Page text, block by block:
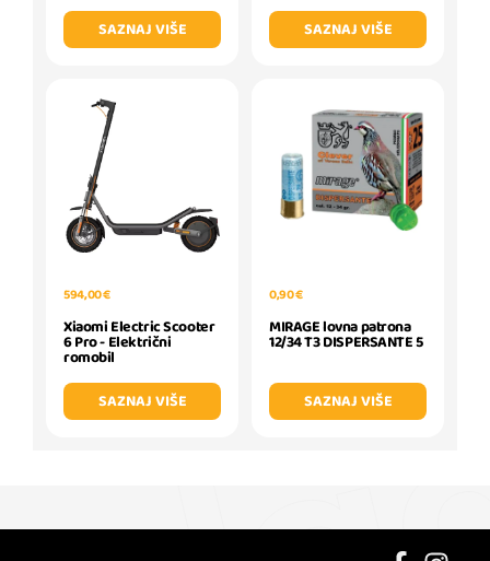
SAZNAJ VIŠE
SAZNAJ VIŠE
594,00 €
Xiaomi Electric Scooter
6 Pro - Električni
romobil
SAZNAJ VIŠE
0,90 €
MIRAGE lovna patrona
12/34 T3 DISPERSANTE 5
SAZNAJ VIŠE